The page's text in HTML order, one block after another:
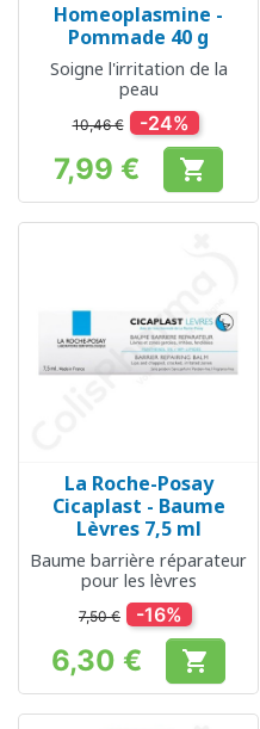
Homeoplasmine -
Pommade 40 g
Soigne l'irritation de la
peau
10,46 € -24%
Prix
7,99 € 
La Roche-Posay
Cicaplast - Baume
Lèvres 7,5 ml
Baume barrière réparateur
pour les lèvres
7,50 € -16%
Prix
6,30 € 